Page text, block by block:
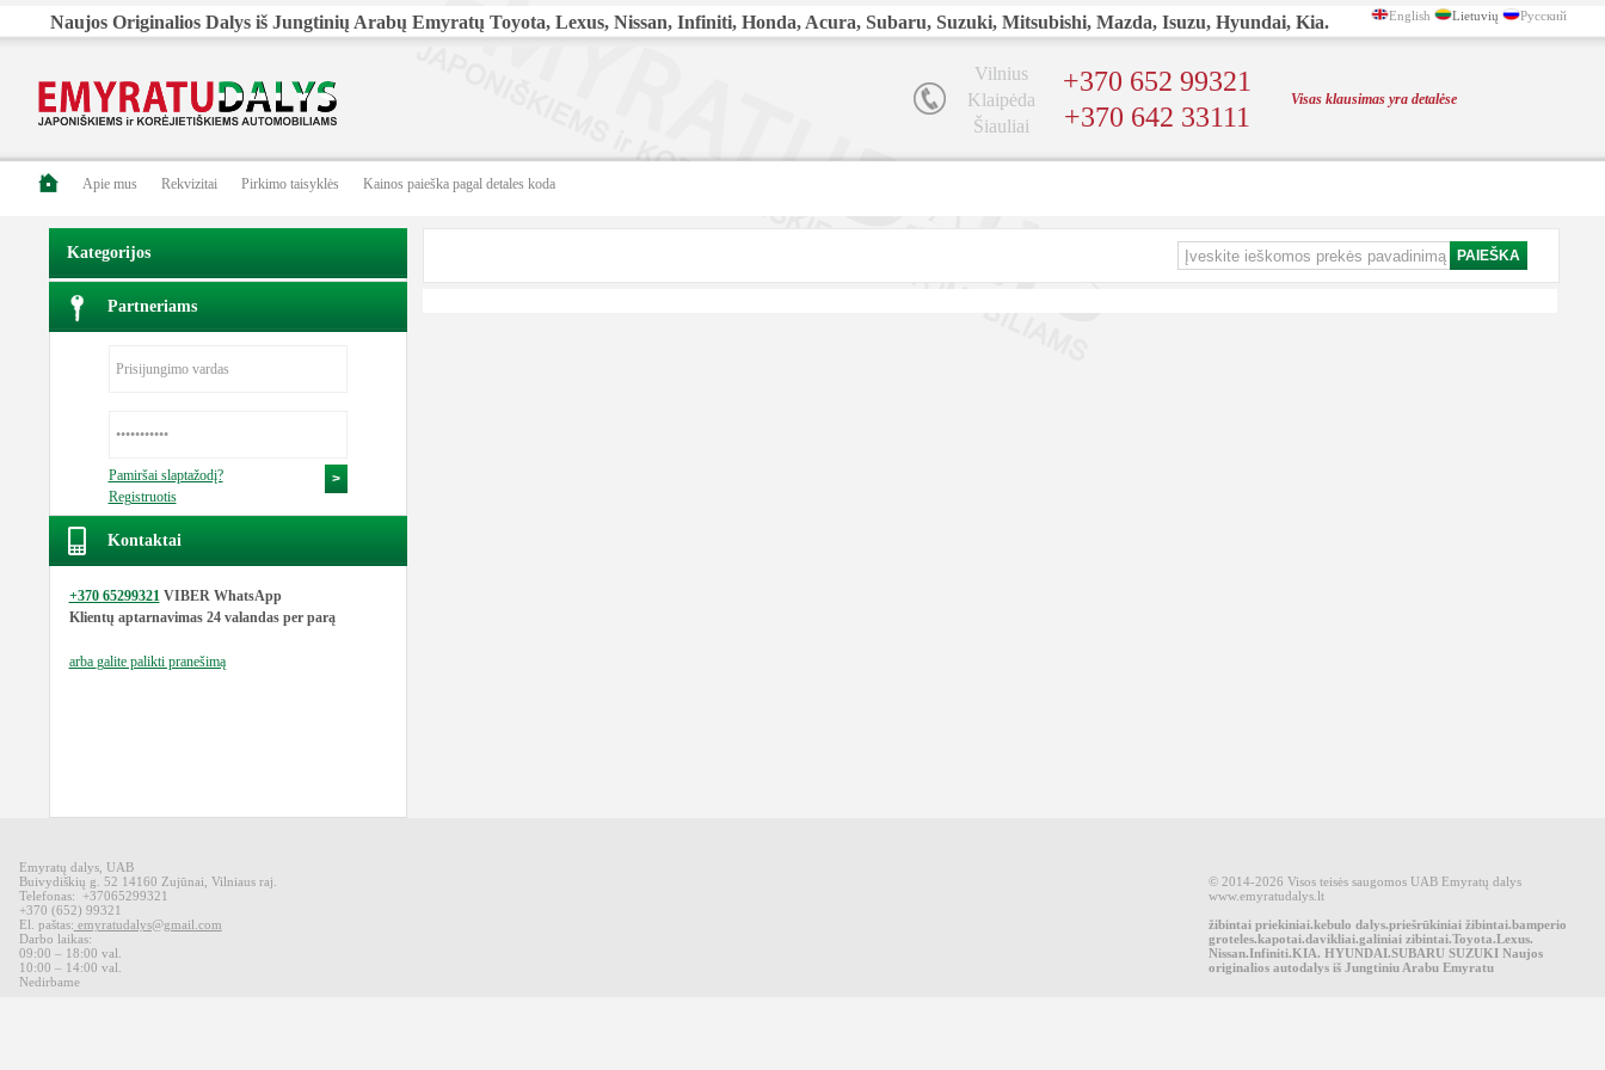
Naujos Originalios Dalys iš Jungtinių Arabų Emyratų Toyota, Lexus, Nissan, Infiniti, Honda, Acura, Subaru, Suzuki, Mitsubishi, Mazda, Isuzu, Hyundai, Kia. English Lietuvių Русский
Vilnius
Klaipėda
Šiauliai
+370 652 99321
+370 642 33111
Visas klausimas yra detalėse
Apie mus Rekvizitai Pirkimo taisyklės Kainos paieška pagal detales koda
Kategorijos
Partneriams
Pamiršai slaptažodį?
Registruotis
Kontaktai
+370 65299321VIBER WhatsApp
Klientų aptarnavimas 24 valandas per parą
arba galite palikti pranešimą
Emyratų dalys, UAB
Buivydiškių g. 52 14160 Zujūnai, Vilniaus raj.
Telefonas: +37065299321
+370 (652) 99321
El. paštas: emyratudalys@gmail.com
Darbo laikas:
09:00 – 18:00 val.
10:00 – 14:00 val.
Nedirbame
© 2014-2026 Visos teisės saugomos UAB Emyratų dalys
www.emyratudalys.lt
žibintai priekiniai.kebulo dalys.priešrūkiniai žibintai.bamperio
groteles.kapotai.davikliai.galiniai zibintai.Toyota.Lexus.
Nissan.Infiniti.KIA. HYUNDAI.SUBARU SUZUKI Naujos
originalios autodalys iš Jungtiniu Arabu Emyratu